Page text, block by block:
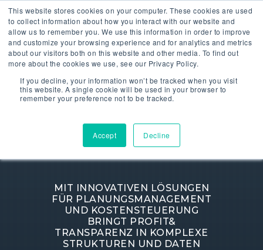
This website stores cookies on your computer. These cookies are used
to collect information about how you interact with our website and
allow us to remember you. We use this information in order to improve
and customize your browsing experience and for analytics and metrics
about our visitors both on this website and other media. To find out
more about the cookies we use, see our Privacy Policy.
If you decline, your information won’t be tracked when you visit
this website. A single cookie will be used in your browser to
remember your preference not to be tracked.
Accept Decline
Transparenz statt
Komplexität
MIT INNOVATIVEN LÖSUNGEN
FÜR PLANUNGSMANAGEMENT
UND KOSTENSTEUERUNG
BRINGT PROFIT&
TRANSPARENZ IN KOMPLEXE
STRUKTUREN UND DATEN